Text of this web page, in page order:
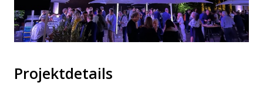
Projektdetails